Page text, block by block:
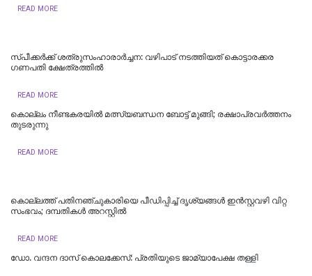
READ MORE
സ്പീക്കര്‍ക്ക് ശത്രുസംഹാരാര്‍ച്ചന: വഴിപാട് നടത്തിയത് കൊട്ടാരക്കര
ഗണപതി ക്ഷേത്രത്തില്‍
READ MORE
കൊല്ലം നീണ്ടകരയിൽ മത്സ്യബന്ധന ബോട്ട് മുങ്ങി; രക്ഷാപ്രവർത്തനം
തുടരുന്നു
READ MORE
കൊല്ലത്ത് പതിനഞ്ചുകാരിയെ പീഡിപ്പിച്ച് ദൃശ്യങ്ങൾ ഇൻസ്റ്റവഴി വിറ്റ
സംഭവം; ദമ്പതികൾ അറസ്റ്റിൽ
READ MORE
ഡോ. വന്ദന ദാസ് കൊലക്കേസ്: പ്രതിയുടെ ജാമ്യാപേക്ഷ തള്ളി